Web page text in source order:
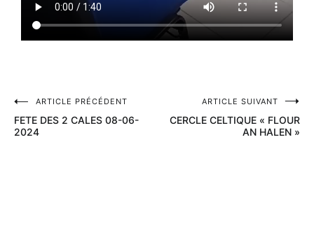
ARTICLE PRÉCÉDENT
FETE DES 2 CALES 08-06-
2024
ARTICLE SUIVANT
CERCLE CELTIQUE « FLOUR
AN HALEN »